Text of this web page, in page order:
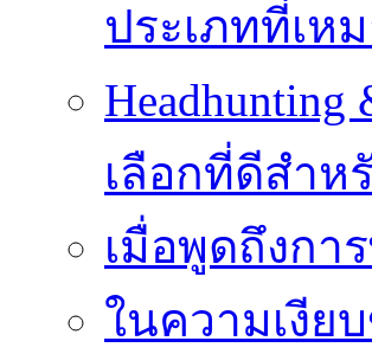
ประเภทที่เห
Headhunting
เลือกที่ดีสำห
เมื่อพูดถึงกา
ในความเงีย